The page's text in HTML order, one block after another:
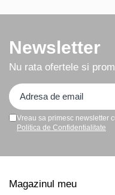
Newsletter
Nu rata ofertele si
Vreau sa primesc newsletter
Politica de Confidentialitate
Magazinul meu